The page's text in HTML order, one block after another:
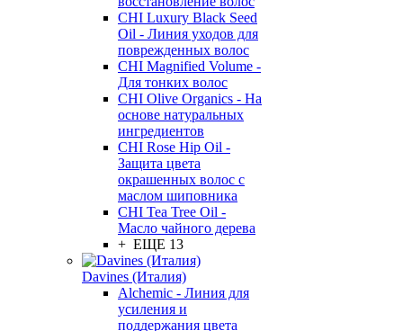
CHI Luxury Black Seed
Oil - Линия уходов для
поврежденных волос
CHI Magnified Volume -
Для тонких волос
CHI Olive Organics - На
основе натуральных
ингредиентов
CHI Rose Hip Oil -
Защита цвета
окрашенных волос с
маслом шиповника
CHI Tea Tree Oil -
Масло чайного дерева
+ ЕЩЕ 13
Davines (Италия)
Alchemic - Линия для
усиления и
поддержания цвета